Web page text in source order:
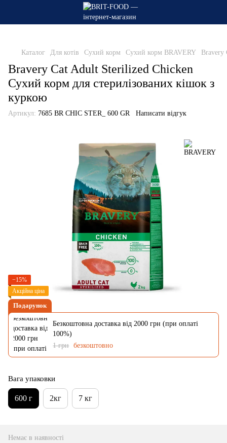
Каталог Для котів Сухий корм Сухий корм BRAVERY Bravery
Bravery Cat Adult Sterilized Chicken
Сухий корм для стерилізованих кішок з
куркою
Артикул: 7685 BR CHIC STER_ 600 GR Написати відгук
−15%
Акційна ціна
Подарунок
Безкоштовна доставка від 2000 грн (при оплаті
100%)
1 грн безкоштовно
Вага упаковки
600 г 2кг 7 кг
Немає в наявності